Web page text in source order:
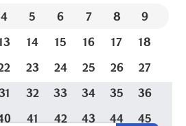
4 5 6 7 8
9
14 15 16 17
18
23 24 25 26
27
32 33 34 35
36
41 42 43 44
45